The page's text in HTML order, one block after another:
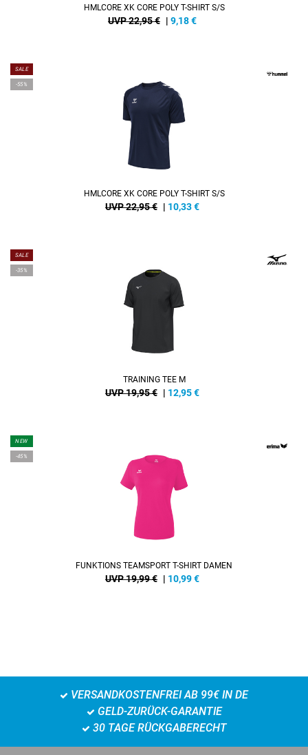
HMLCORE XK CORE POLY T-SHIRT S/S
UVP 22,95 € | 9,18€
SALE
-55%
HMLCORE XK CORE POLY T-SHIRT S/S
UVP 22,95 € | 10,33€
SALE
-35%
TRAINING TEE M
UVP 19,95 € | 12,95€
NEW
-45%
FUNKTIONS TEAMSPORT T-SHIRT DAMEN
UVP 19,99 € | 10,99€
VERSANDKOSTENFREI AB 99€ IN DE
GELD-ZURÜCK-GARANTIE
30 TAGE RÜCKGABERECHT